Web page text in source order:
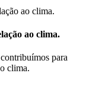
ao clima.
para
clima.